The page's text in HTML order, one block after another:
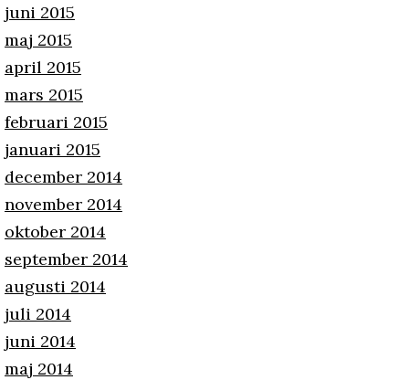
juni 2015
maj 2015
april 2015
mars 2015
februari 2015
januari 2015
december 2014
november 2014
oktober 2014
september 2014
augusti 2014
juli 2014
juni 2014
maj 2014